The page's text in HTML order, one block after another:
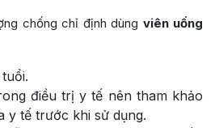
chống chỉ định dùng viên uống
điều trị y tế nên tham khảo
y tế trước khi sử dụng.